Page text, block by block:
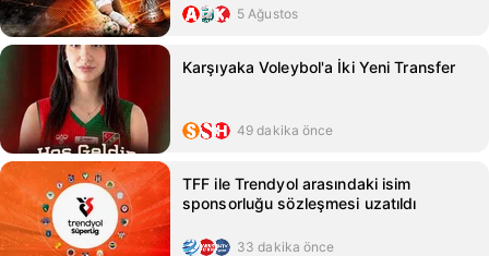
5 Ağustos
Karşıyaka Voleybol'a İki Yeni Transfer
49 dakika önce
TFF ile Trendyol arasındaki isim
sponsorluğu sözleşmesi uzatıldı
33 dakika önce